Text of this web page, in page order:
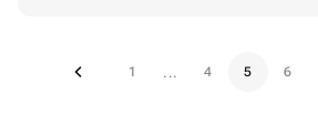
1 ... 4 5 6